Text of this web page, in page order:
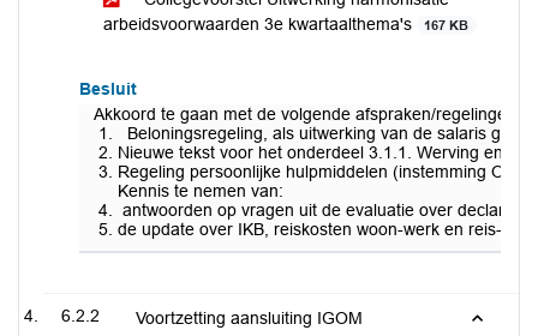
arbeidsvoorwaarden 3e kwartaalthema's
167 KB
Besluit
Akkoord te gaan met de volgende afspraken/regelingen:
Beloningsregeling, als uitwerking van de salaris
Nieuwe tekst voor het onderdeel 3.1.1. Werving en
Regeling persoonlijke hulpmiddelen (instemming OR)
Kennis te nemen van:
antwoorden op vragen uit de evaluatie over
de update over IKB, reiskosten woon-werk en reis-
6.2.2 Voortzetting aansluiting IGOM